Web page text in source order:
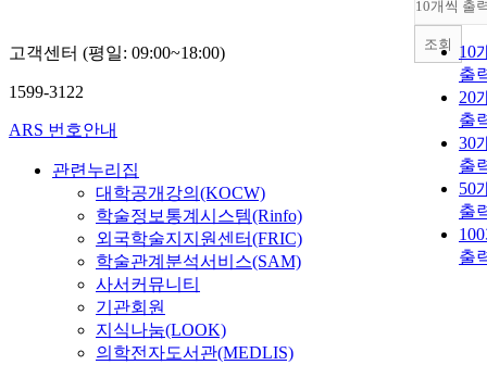
10개씩 출
10
출
20
출
30
출
50
출
출
조회
고객센터 (평일: 09:00~18:00)
1599-3122
ARS 번호안내
관련누리집
대학공개강의(KOCW)
학술정보통계시스템(Rinfo)
외국학술지지원센터(FRIC)
학술관계분석서비스(SAM)
사서커뮤니티
기관회원
지식나눔(LOOK)
의학전자도서관(MEDLIS)